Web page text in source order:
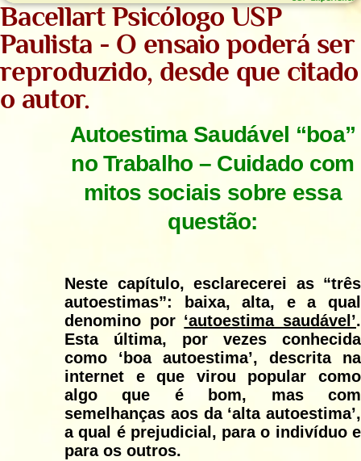
Bacellart Psicólogo USP
Paulista - O ensaio poderá ser
reproduzido, desde que citado
o autor.
Autoestima Saudável “boa”
no Trabalho – Cuidado com
mitos sociais sobre essa
questão:
Neste capítulo, esclarecerei as “três
autoestimas”: baixa, alta, e a qual
denomino por ‘autoestima saudável’.
Esta última, por vezes conhecida
como ‘boa autoestima’, descrita na
internet e que virou popular como
algo que é bom, mas com
semelhanças aos da ‘alta autoestima’,
a qual é prejudicial, para o indivíduo e
para os outros.